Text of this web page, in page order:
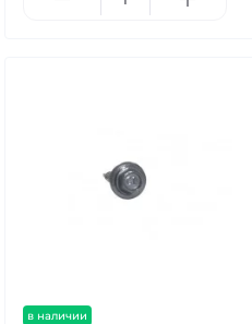
в наличии